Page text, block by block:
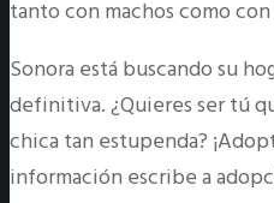
tanto con machos como
Sonora está buscando su
definitiva. ¿Quieres ser tú
chica tan estupenda?
información escribe a